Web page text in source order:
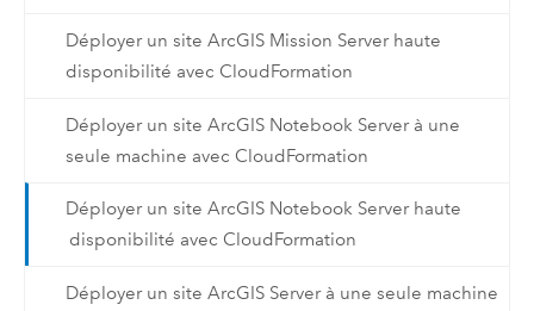
Déployer un site ArcGIS Mission Server haute
disponibilité avec CloudFormation
Déployer un site ArcGIS Notebook Server à une
seule machine avec CloudFormation
Déployer un site ArcGIS Notebook Server haute
disponibilité avec CloudFormation
Déployer un site ArcGIS Server à une seule machine